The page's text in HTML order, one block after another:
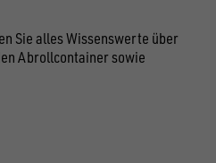
Sie alles Wissenswerte über
Abrollcontainer sowie